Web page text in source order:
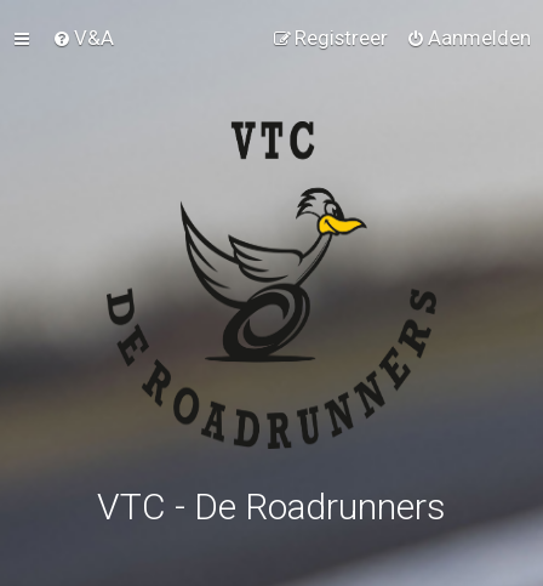
V&A Aanmelden
Registreer
VTC - De Roadrunners